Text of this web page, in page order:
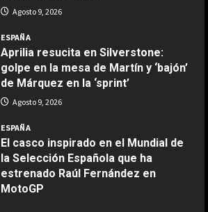
Agosto 9, 2026
ESPAÑA
Aprilia resucita en Silverstone:
golpe en la mesa de Martín y ‘bajón’
de Márquez en la ‘sprint’
Agosto 9, 2026
ESPAÑA
El casco inspirado en el Mundial de
la Selección Española que ha
estrenado Raúl Fernández en
MotoGP
COCINA
Boquerones fritos en freidora de
aire
Aprile 24, 2026
Buñuelos de alcachofas